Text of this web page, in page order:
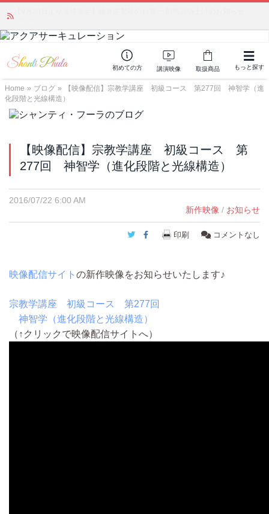
初めての方 講演映像 取扱商品 もっと探す
Home » ブログ »
【映像配信】宗教学講座 初級コース 第277回 神智学（進
化段階と光線構造）
【映像配信】宗教学講座 初級コース 第
277回 神智学（進化段階と光線構造）
2016/07/22 6:00 AM
新作映像 / お知らせ
Twitter
Facebook
印刷 コメントなし
映像配信サイト の新作映像をお知らせいたします♪
宗教学講座 初級コース 第277回
神智学（進化段階と光線構造）
（↑クリックで映像配信サイトへ）